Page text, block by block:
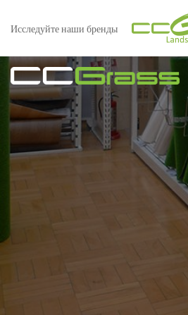
Исследуйте наши бренды